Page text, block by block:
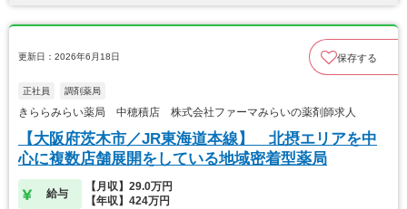
更新日：2026年6月18日 保存する
正社員 調剤薬局
きららみらい薬局 中穂積店 株式会社ファーマみらいの薬剤師求人
【大阪府茨木市／JR東海道本線】 北摂エリアを中
心に複数店舗展開をしている地域密着型薬局
給与
【月収】29.0万円
【年収】424万円